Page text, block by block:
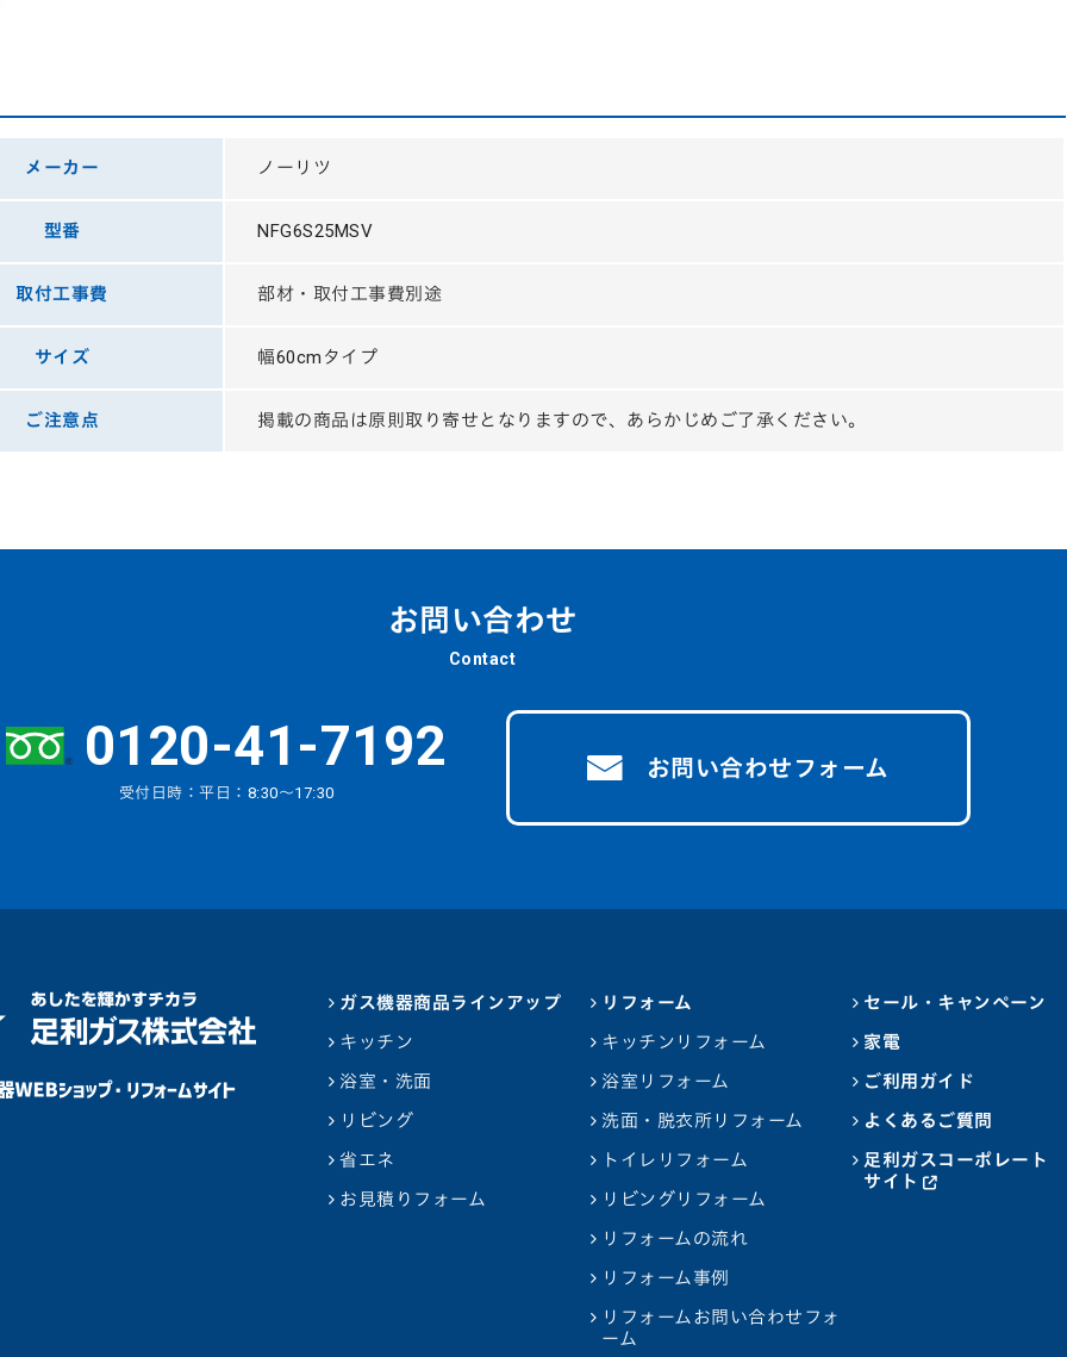
メーカー ノーリツ
型番 NFG6S25MSV
取付工事費 部材・取付工事費別途
サイズ 幅60cmタイプ
ご注意点 掲載の商品は原則取り寄せとなりますので、あらかじめご了承ください。
お問い合わせ
Contact
0120-41-7192
受付日時：平日：8:30～17:30
お問い合わせフォーム
ガス機器商品ラインアップ
キッチン
浴室・洗面
リビング
省エネ
お見積りフォーム
リフォーム
キッチンリフォーム
浴室リフォーム
洗面・脱衣所リフォーム
トイレリフォーム
リビングリフォーム
リフォームの流れ
リフォーム事例
リフォームお問い合わせフォ
ーム
セール・キャンペーン
家電
ご利用ガイド
よくあるご質問
足利ガスコーポレート
サイト